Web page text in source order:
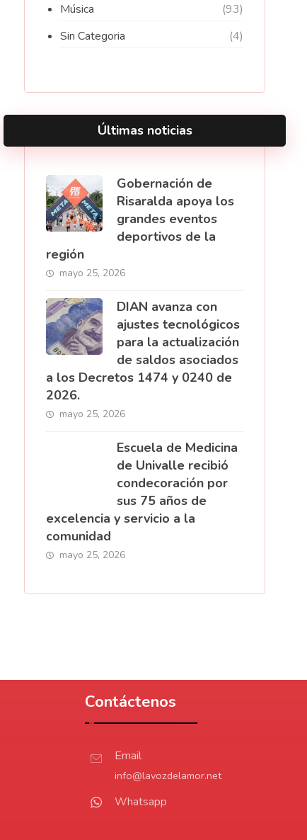
Música
(93)
Sin Categoria
(4)
Últimas noticias
Gobernación de
Risaralda apoya los
grandes eventos
deportivos de la
región
mayo 25, 2026
DIAN avanza con
ajustes tecnológicos
para la actualización
de saldos asociados
a los Decretos 1474 y 0240 de
2026.
mayo 25, 2026
Escuela de Medicina
de Univalle recibió
condecoración por
sus 75 años de
excelencia y servicio a la
comunidad
mayo 25, 2026
Contáctenos
Email
info@lavozdelamor.net
Whatsapp